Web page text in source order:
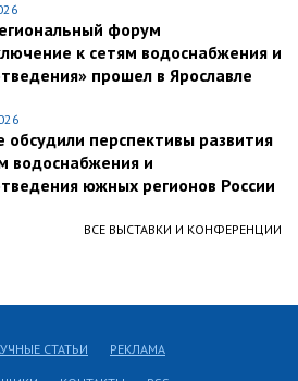
форум
к сетям водоснабжения и
прошел в Ярославле
обсудили перспективы развития
водоснабжения и
южных регионов России
ВСЕ ВЫСТАВКИ И КОНФЕРЕНЦИИ
СТАТЬИ РЕКЛАМА